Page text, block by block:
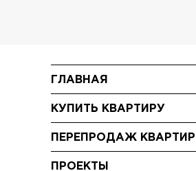
ГЛАВНАЯ
Акции
Видео
КУПИТЬ КВАРТИРУ
Однокомнатные квартиры
ПЕРЕПРОДАЖ КВАРТИР
ПРОЕКТЫ